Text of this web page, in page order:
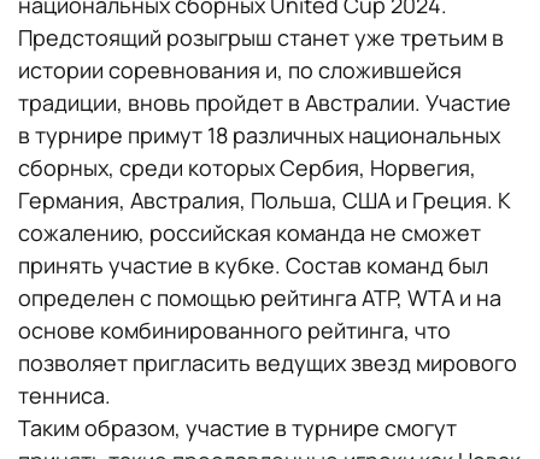
Предстоящий розыгрыш станет уже третьим в
истории соревнования и, по сложившейся
традиции, вновь пройдет в Австралии. Участие
в турнире примут 18 различных национальных
сборных, среди которых Сербия, Норвегия,
Германия, Австралия, Польша, США и Греция. К
сожалению, российская команда не сможет
принять участие в кубке. Состав команд был
определен с помощью рейтинга ATP, WTA и на
основе комбинированного рейтинга, что
позволяет пригласить ведущих звезд мирового
тенниса.
Таким образом, участие в турнире смогут